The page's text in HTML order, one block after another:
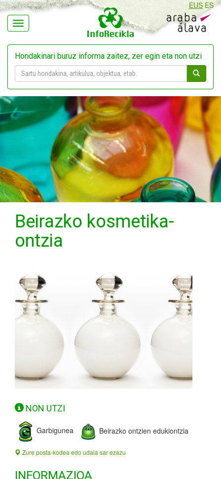
Navegación
EUS ES
Hondakinari buruz informa zaitez, zer egin eta non utzi
Beirazko kosmetika-
ontzia
NON UTZI
Garbigunea Beirazko ontzien edukiontzia
Zure posta-kodea edo udala sar ezazu
INFORMAZIOA